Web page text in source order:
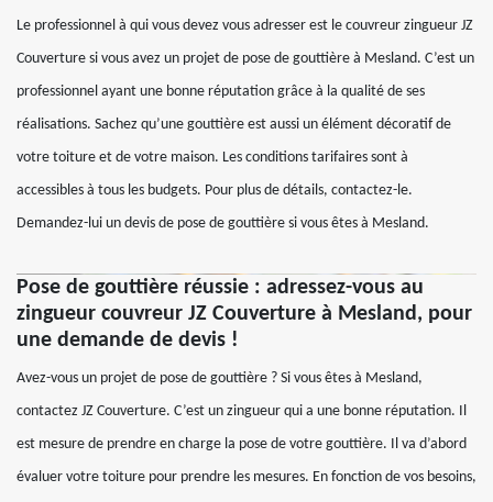
Le professionnel à qui vous devez vous adresser est le couvreur zingueur JZ
Couverture si vous avez un projet de pose de gouttière à Mesland. C’est un
professionnel ayant une bonne réputation grâce à la qualité de ses
réalisations. Sachez qu’une gouttière est aussi un élément décoratif de
votre toiture et de votre maison. Les conditions tarifaires sont à
accessibles à tous les budgets. Pour plus de détails, contactez-le.
Demandez-lui un devis de pose de gouttière si vous êtes à Mesland.
Pose de gouttière réussie : adressez-vous au
zingueur couvreur JZ Couverture à Mesland, pour
une demande de devis !
Avez-vous un projet de pose de gouttière ? Si vous êtes à Mesland,
contactez JZ Couverture. C’est un zingueur qui a une bonne réputation. Il
est mesure de prendre en charge la pose de votre gouttière. Il va d’abord
évaluer votre toiture pour prendre les mesures. En fonction de vos besoins,